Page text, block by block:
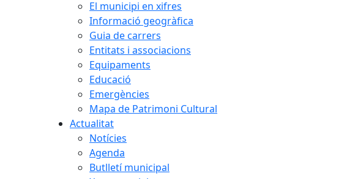
El municipi en xifres
Informació geogràfica
Guia de carrers
Entitats i associacions
Equipaments
Educació
Emergències
Mapa de Patrimoni Cultural
Actualitat
Notícies
Agenda
Butlletí municipal